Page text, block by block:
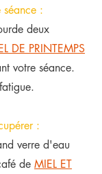
séance :
deux
DE PRINTEMPS
votre séance.
:
verre d'eau
de MIEL ET